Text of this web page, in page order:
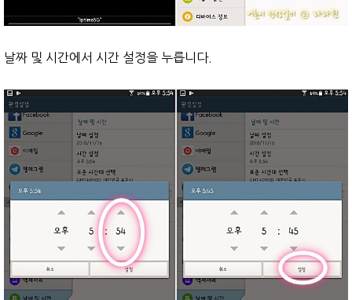
날짜 및 시간에서 시간 설정을 누릅니다.